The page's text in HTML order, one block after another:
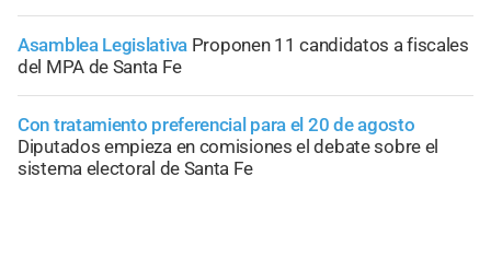
Asamblea Legislativa Proponen 11 candidatos a fiscales
del MPA de Santa Fe
Con tratamiento preferencial para el 20 de agosto
Diputados empieza en comisiones el debate sobre el
sistema electoral de Santa Fe